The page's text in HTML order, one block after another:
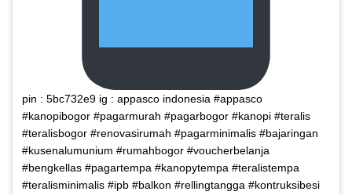
pin : 5bc732e9 ig : appasco indonesia #appasco
#kanopibogor #pagarmurah #pagarbogor #kanopi #teralis
#teralisbogor #renovasirumah #pagarminimalis #bajaringan
#kusenalumunium #rumahbogor #voucherbelanja
#bengkellas #pagartempa #kanopytempa #teralistempa
#teralisminimalis #ipb #balkon #rellingtangga #kontruksibesi